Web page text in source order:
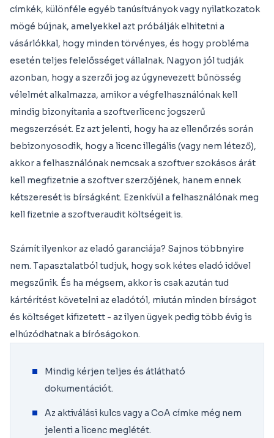
címkék, különféle egyéb tanúsítványok vagy nyilatkozatok
mögé bújnak, amelyekkel azt próbálják elhitetni a
vásárlókkal, hogy minden törvényes, és hogy probléma
esetén teljes felelősséget vállalnak. Nagyon jól tudják
azonban, hogy a szerzői jog az úgynevezett bűnösség
vélelmét alkalmazza, amikor a végfelhasználónak kell
mindig bizonyítania a szoftverlicenc jogszerű
megszerzését. Ez azt jelenti, hogy ha az ellenőrzés során
bebizonyosodik, hogy a licenc illegális (vagy nem létező),
akkor a felhasználónak nemcsak a szoftver szokásos árát
kell megfizetnie a szoftver szerzőjének, hanem ennek
kétszeresét is bírságként. Ezenkívül a felhasználónak meg
kell fizetnie a szoftveraudit költségeit is.
Számít ilyenkor az eladó garanciája? Sajnos többnyire
nem. Tapasztalatból tudjuk, hogy sok kétes eladó idővel
megszűnik. És ha mégsem, akkor is csak azután tud
kártérítést követelni az eladótól, miután minden bírságot
és költséget kifizetett - az ilyen ügyek pedig több évig is
elhúzódhatnak a bíróságokon.
Mindig kérjen teljes és átlátható
dokumentációt.
Az aktiválási kulcs vagy a CoA címke még nem
jelenti a licenc meglétét.